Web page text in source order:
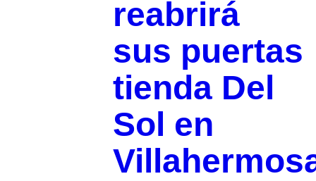
reabrirá
sus puertas
tienda Del
Sol en